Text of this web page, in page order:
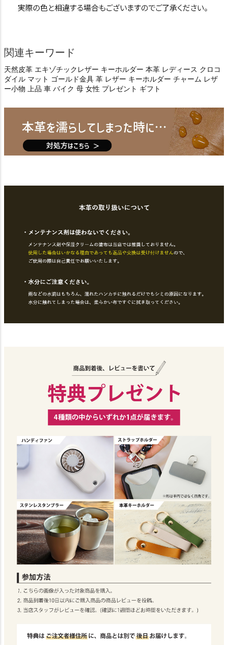
関連キーワード
天然皮革 エキゾチックレザー キーホルダー 本革 レディース クロコ
ダイル マット ゴールド金具 革 レザー キーホルダー チャーム レザ
ー小物 上品 車 バイク 母 女性 プレゼント ギフト